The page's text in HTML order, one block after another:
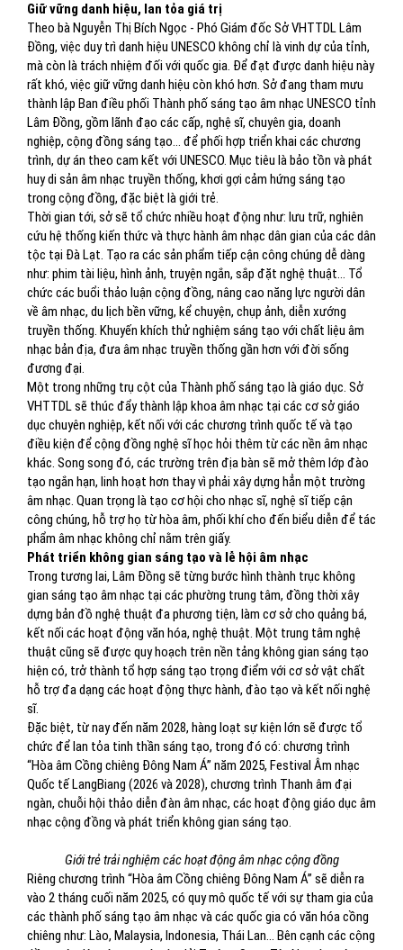
Giữ vững danh hiệu, lan tỏa giá trị
Theo bà Nguyễn Thị Bích Ngọc - Phó Giám đốc Sở VHTTDL Lâm
Đồng, việc duy trì danh hiệu UNESCO không chỉ là vinh dự của tỉnh,
mà còn là trách nhiệm đối với quốc gia. Để đạt được danh hiệu này
rất khó, việc giữ vững danh hiệu còn khó hơn. Sở đang tham mưu
thành lập Ban điều phối Thành phố sáng tạo âm nhạc UNESCO tỉnh
Lâm Đồng, gồm lãnh đạo các cấp, nghệ sĩ, chuyên gia, doanh
nghiệp, cộng đồng sáng tạo… để phối hợp triển khai các chương
trình, dự án theo cam kết với UNESCO. Mục tiêu là bảo tồn và phát
huy di sản âm nhạc truyền thống, khơi gợi cảm hứng sáng tạo
trong cộng đồng, đặc biệt là giới trẻ.
Thời gian tới, sở sẽ tổ chức nhiều hoạt động như: lưu trữ, nghiên
cứu hệ thống kiến thức và thực hành âm nhạc dân gian của các dân
tộc tại Đà Lạt. Tạo ra các sản phẩm tiếp cận công chúng dễ dàng
như: phim tài liệu, hình ảnh, truyện ngắn, sắp đặt nghệ thuật... Tổ
chức các buổi thảo luận cộng đồng, nâng cao năng lực người dân
về âm nhạc, du lịch bền vững, kể chuyện, chụp ảnh, diễn xướng
truyền thống. Khuyến khích thử nghiệm sáng tạo với chất liệu âm
nhạc bản địa, đưa âm nhạc truyền thống gần hơn với đời sống
đương đại.
Một trong những trụ cột của Thành phố sáng tạo là giáo dục. Sở
VHTTDL sẽ thúc đẩy thành lập khoa âm nhạc tại các cơ sở giáo
dục chuyên nghiệp, kết nối với các chương trình quốc tế và tạo
điều kiện để cộng đồng nghệ sĩ học hỏi thêm từ các nền âm nhạc
khác. Song song đó, các trường trên địa bàn sẽ mở thêm lớp đào
tạo ngắn hạn, linh hoạt hơn thay vì phải xây dựng hẳn một trường
âm nhạc. Quan trọng là tạo cơ hội cho nhạc sĩ, nghệ sĩ tiếp cận
công chúng, hỗ trợ họ từ hòa âm, phối khí cho đến biểu diễn để tác
phẩm âm nhạc không chỉ nằm trên giấy.
Phát triển không gian sáng tạo và lễ hội âm nhạc
Trong tương lai, Lâm Đồng sẽ từng bước hình thành trục không
gian sáng tạo âm nhạc tại các phường trung tâm, đồng thời xây
dựng bản đồ nghệ thuật đa phương tiện, làm cơ sở cho quảng bá,
kết nối các hoạt động văn hóa, nghệ thuật. Một trung tâm nghệ
thuật cũng sẽ được quy hoạch trên nền tảng không gian sáng tạo
hiện có, trở thành tổ hợp sáng tạo trọng điểm với cơ sở vật chất
hỗ trợ đa dạng các hoạt động thực hành, đào tạo và kết nối nghệ
sĩ.
Đặc biệt, từ nay đến năm 2028, hàng loạt sự kiện lớn sẽ được tổ
chức để lan tỏa tinh thần sáng tạo, trong đó có: chương trình
“Hòa âm Cồng chiêng Đông Nam Á” năm 2025, Festival Âm nhạc
Quốc tế LangBiang (2026 và 2028), chương trình Thanh âm đại
ngàn, chuỗi hội thảo diễn đàn âm nhạc, các hoạt động giáo dục âm
nhạc cộng đồng và phát triển không gian sáng tạo.
Giới trẻ trải nghiệm các hoạt động âm nhạc cộng đồng
Riêng chương trình “Hòa âm Cồng chiêng Đông Nam Á” sẽ diễn ra
vào 2 tháng cuối năm 2025, có quy mô quốc tế với sự tham gia của
các thành phố sáng tạo âm nhạc và các quốc gia có văn hóa cồng
chiêng như: Lào, Malaysia, Indonesia, Thái Lan… Bên cạnh các cộng